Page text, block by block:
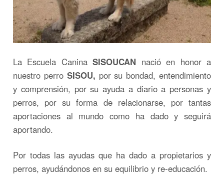
La Escuela CaninaSISOUCAN nació en honor a
nuestro perroSISOU, por su bondad, entendimiento
y comprensión, por su ayuda a diario a personas y
perros, por su forma de relacionarse, por tantas
aportaciones al mundo como ha dado y seguirá
aportando.
Por todas las ayudas que ha dado a propietarios y
perros, ayudándonos en su equilibrio y re-educación.